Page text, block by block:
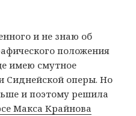
и не знаю об
положения
имею смутное
Сиднейской оперы. Но
и поэтому решила
Макса Крайнова